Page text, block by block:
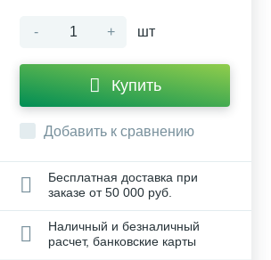
- + шт
Купить
Добавить к сравнению
Бесплатная доставка при
заказе от 50 000 руб.
Наличный и безналичный
расчет, банковские карты